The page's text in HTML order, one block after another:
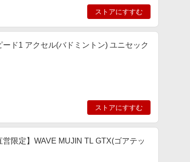
ストアにすすむ
ド1 アクセル(バドミントン) ユニセック
ストアにすすむ
限定】WAVE MUJIN TL GTX(ゴアテッ